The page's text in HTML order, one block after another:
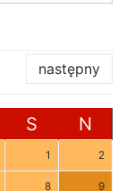
następny
S N
1 2
8 9